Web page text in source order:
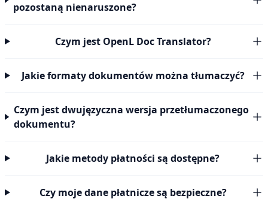
pozostaną nienaruszone?
Czym jest OpenL Doc Translator?
Jakie formaty dokumentów można tłumaczyć?
Czym jest dwujęzyczna wersja przetłumaczonego
dokumentu?
Jakie metody płatności są dostępne?
Czy moje dane płatnicze są bezpieczne?